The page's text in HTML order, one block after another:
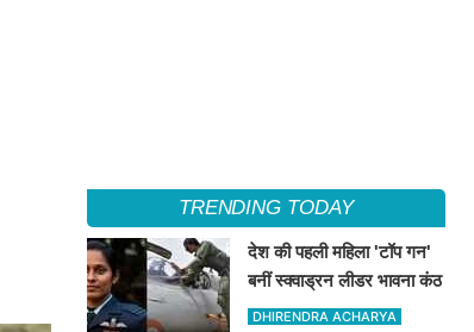
TRENDING TODAY
देश की पहली महिला 'टॉप गन'
बनीं स्क्वाड्रन लीडर भावना कंठ
DHIRENDRA ACHARYA